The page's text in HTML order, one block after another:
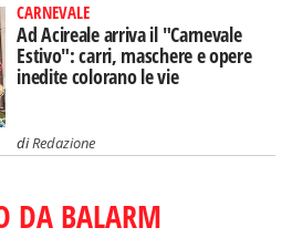
CARNEVALE
Ad Acireale arriva il "Carnevale
Estivo": carri, maschere e opere
inedite colorano le vie
diRedazione
DA BALARM